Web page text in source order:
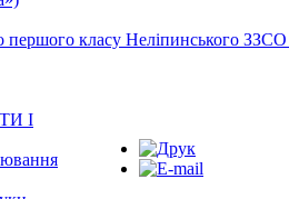
першого класу Неліпинського ЗЗСО